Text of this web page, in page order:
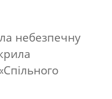
небезпечну